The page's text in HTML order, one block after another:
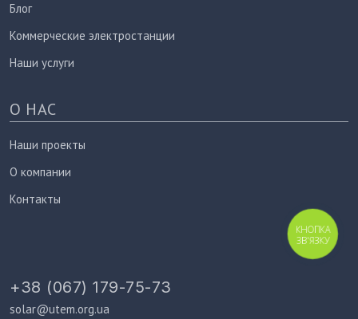
Блог
Коммерческие электростанции
Наши услуги
О НАС
Наши проекты
О компании
Контакты
+38 (067) 179-75-73
solar@utem.org.ua
КНОПКА
ЗВ'ЯЗКУ